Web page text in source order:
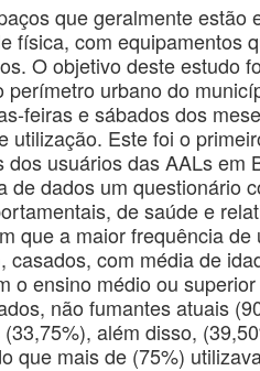
que geralmente estão
física, com equipamentos
O objetivo deste estudo
urbano do
feiras e sábados dos
utilização. Este foi o
usuários das AALs em
dados um questionário
de saúde e
que a maior frequência de
com média de
o ensino médio ou
não fumantes atuais
além disso,
que mais de (75%)